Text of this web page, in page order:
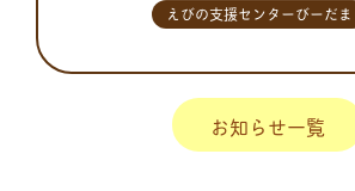
えびの支援センターびーだま
お知らせ一覧